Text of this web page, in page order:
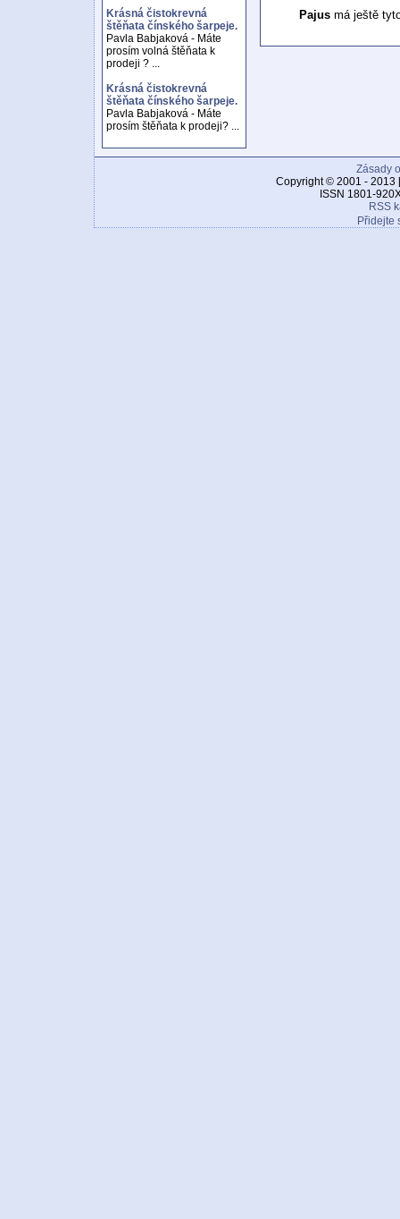
Krásná čistokrevná
štěňata čínského šarpeje.
Pavla Babjaková - Máte
prosím volná štěňata k
prodeji ? ...
Krásná čistokrevná
štěňata čínského šarpeje.
Pavla Babjaková - Máte
prosím štěňata k prodeji? ...
Pajusmá ještě
Zásady
Copyright © 2001 - 2013
ISSN 1801-
RSS
Přidejte